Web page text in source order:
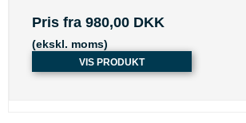
Pris fra 980,00 DKK
(ekskl. moms)
VIS PRODUKT